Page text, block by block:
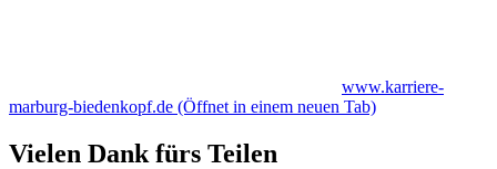
www.karriere-
marburg-biedenkopf.de (Öffnet in einem neuen Tab)
Vielen Dank fürs Teilen